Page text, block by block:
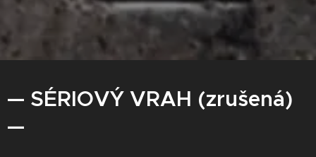
— SÉRIOVÝ VRAH (zrušená)
—